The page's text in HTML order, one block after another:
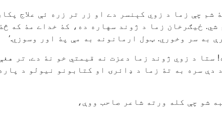
شم چې زما د زوي کېنسر دے او زر تر زره ئې علاج
شي. ځيګرخان زما د ژوند سهاره ده، کۀ خداے مۀ که
به سر وخوري. ټول ارمانونه به مې پۀ اور وسوزي.’
ستا د زوي ژوند زما دعزت نه قيمتي خو نۀ دے. تر
دې سره به تۀ زما د ډائرۍ او کتابونو نيولو د
شو چې کله ورته شاعر صاحب ووې،